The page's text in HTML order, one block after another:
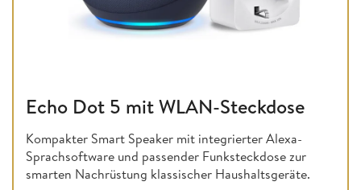
Echo Dot 5 mit WLAN-Steckdose
Kompakter Smart Speaker mit integrierter Alexa-
Sprachsoftware und passender Funksteckdose zur
smarten Nachrüstung klassischer Haushaltsgeräte.